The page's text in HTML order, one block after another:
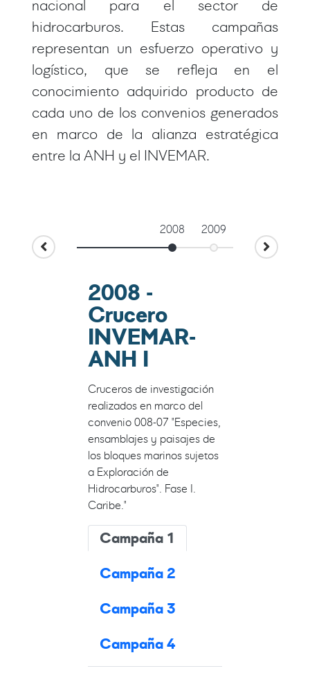
nacional para el sector de
hidrocarburos. Estas campañas
representan un esfuerzo operativo y
logístico, que se refleja en el
conocimiento adquirido producto de
cada uno de los convenios generados
en marco de la alianza estratégica
entre la ANH y el INVEMAR.
2008 2009
2008 -
Crucero
INVEMAR-
ANH I
Cruceros de investigación
realizados en marco del
convenio 008-07 "Especies,
ensamblajes y paisajes de
los bloques marinos sujetos
a Exploración de
Hidrocarburos". Fase I.
Caribe."
Campaña 1
Campaña 2
Campaña 3
Campaña 4